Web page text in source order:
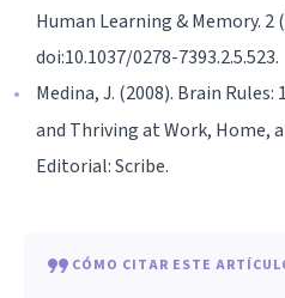
Human Learning & Memory. 2
doi:10.1037/0278-7393.2.5.523.
Medina, J. (2008). Brain
and Thriving at Work, Home,
Editorial: Scribe.
CÓMO CITAR ESTE